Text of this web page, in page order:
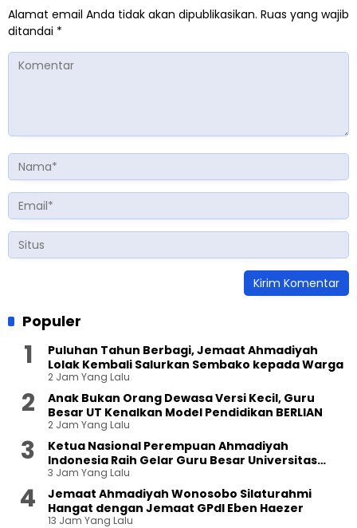
Alamat email Anda tidak akan dipublikasikan. Ruas yang wajib
ditandai *
Populer
Puluhan Tahun Berbagi, Jemaat Ahmadiyah
Lolak Kembali Salurkan Sembako kepada Warga
2 Jam Yang Lalu
Anak Bukan Orang Dewasa Versi Kecil, Guru
Besar UT Kenalkan Model Pendidikan BERLIAN
2 Jam Yang Lalu
Ketua Nasional Perempuan Ahmadiyah
Indonesia Raih Gelar Guru Besar Universitas
Terbuka
3 Jam Yang Lalu
Jemaat Ahmadiyah Wonosobo Silaturahmi
Hangat dengan Jemaat GPdI Eben Haezer
13 Jam Yang Lalu